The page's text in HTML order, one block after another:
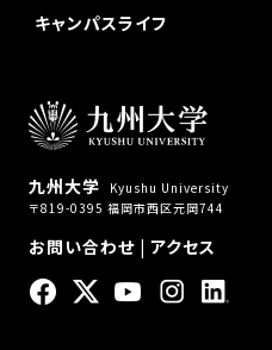
九州大学
Kyushu University
〒819-0395 福岡市西区元岡744
お問い合わせ| アクセス
キャンパスライフ